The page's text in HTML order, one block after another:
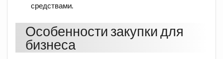
средствами.
Особенности закупки для
бизнеса